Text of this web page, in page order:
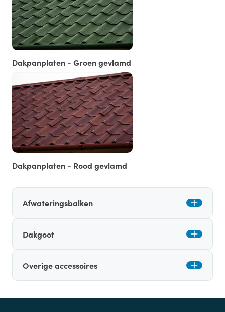
Dakpanplaten - Groen gevlamd
Dakpanplaten - Rood gevlamd
Afwateringsbalken
Dakgoot
Overige accessoires